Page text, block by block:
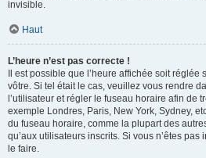
invisible.
Haut
L’heure n’est pas correcte !
Il est possible que l’heure affichée soit
vôtre. Si tel était le cas, veuillez vous rendre
l’utilisateur et régler le fuseau horaire afin de
exemple Londres, Paris, New York, Sydney,
du fuseau horaire, comme la plupart des
qu’aux utilisateurs inscrits. Si vous n’êtes pas
le faire.